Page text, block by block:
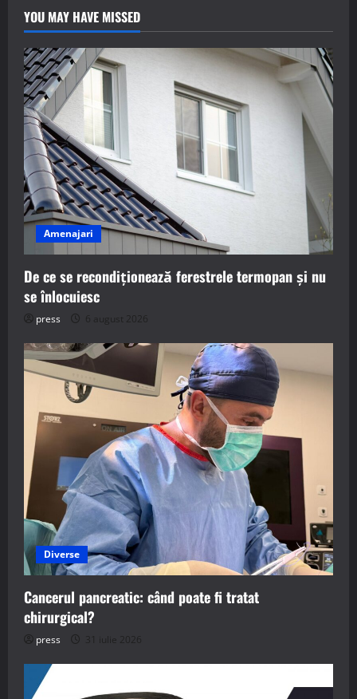
YOU MAY HAVE MISSED
Amenajari
De ce se recondiționează ferestrele termopan și nu
se înlocuiesc
press 6 august 2026
Diverse
Cancerul pancreatic: când poate fi tratat
chirurgical?
press 31 iulie 2026